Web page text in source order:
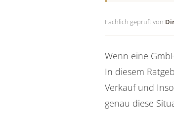
Fachlich geprüft von
Wenn eine
In diesem
Verkauf und
genau diese